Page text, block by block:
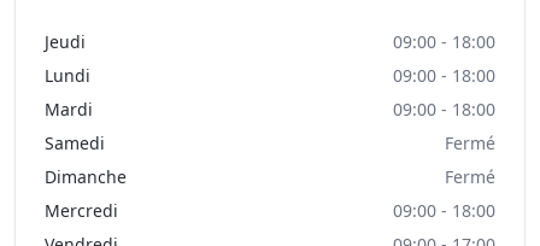
Jeudi
09:00 - 18:00
Lundi
09:00 - 18:00
Mardi
09:00 - 18:00
Samedi
Fermé
Dimanche
Fermé
Mercredi
09:00 - 18:00